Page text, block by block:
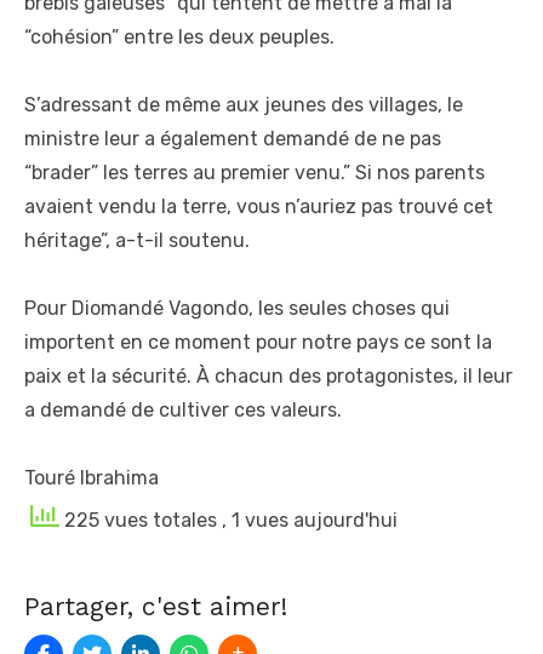
“cohésion” entre les deux peuples.
S’adressant de même aux jeunes des villages, le
ministre leur a également demandé de ne pas
“brader” les terres au premier venu.” Si nos parents
avaient vendu la terre, vous n’auriez pas trouvé cet
héritage”, a-t-il soutenu.
Pour Diomandé Vagondo, les seules choses qui
importent en ce moment pour notre pays ce sont la
paix et la sécurité. À chacun des protagonistes, il leur
a demandé de cultiver ces valeurs.
Touré Ibrahima
225 vues totales , 1 vues aujourd'hui
Partager, c'est aimer!